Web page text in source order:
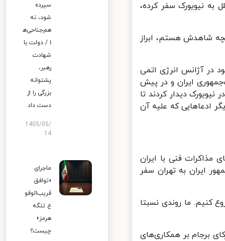
نیویورک سفر کرده،
شاهدش هستم، ابراز
در آژانس انرژی اتمی
ایران و در پیش
و اروپایی در نیویورک دیدار کردند تا
ادعاهایی که علیه آن
فنی با ایران
ایران به تهران سفر
کنیم. ما روندی نسبتا
برجام بر همکاری‌های
سپرده
شود، نه
هم‌جناحی‌ه
ا / دولت با
شهادت
رهبر،
پشتوانه
بزرگی را از
دست داد
1405/05/
14
ماجرای
«توافق
قریب‌الوقو
ع تنگه
هرمز»
چیست؟